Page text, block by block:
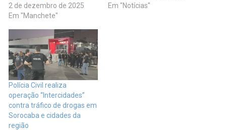
2 de dezembro de 2025
Em "Manchete"
Em "Notícias"
Polícia Civil realiza
operação “Intercidades”
contra tráfico de drogas em
Sorocaba e cidades da
região